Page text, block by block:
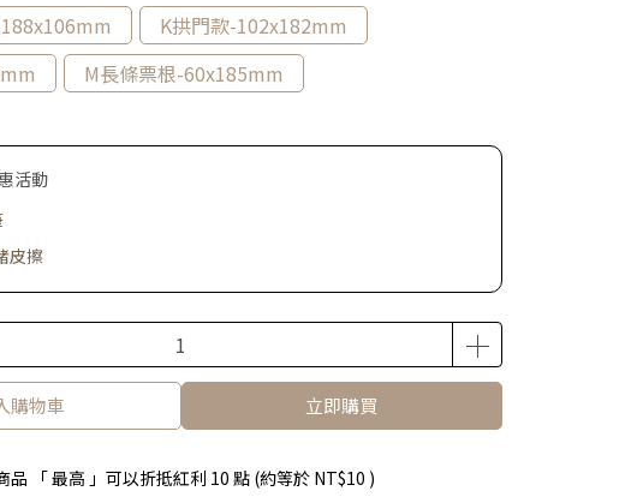
K拱門款-102x182mm
M長條票根-60x185mm
活動
皮擦
購物車 立即購買
品 「 最高 」可以折抵紅利 10 點 (約等於 NT$10 )